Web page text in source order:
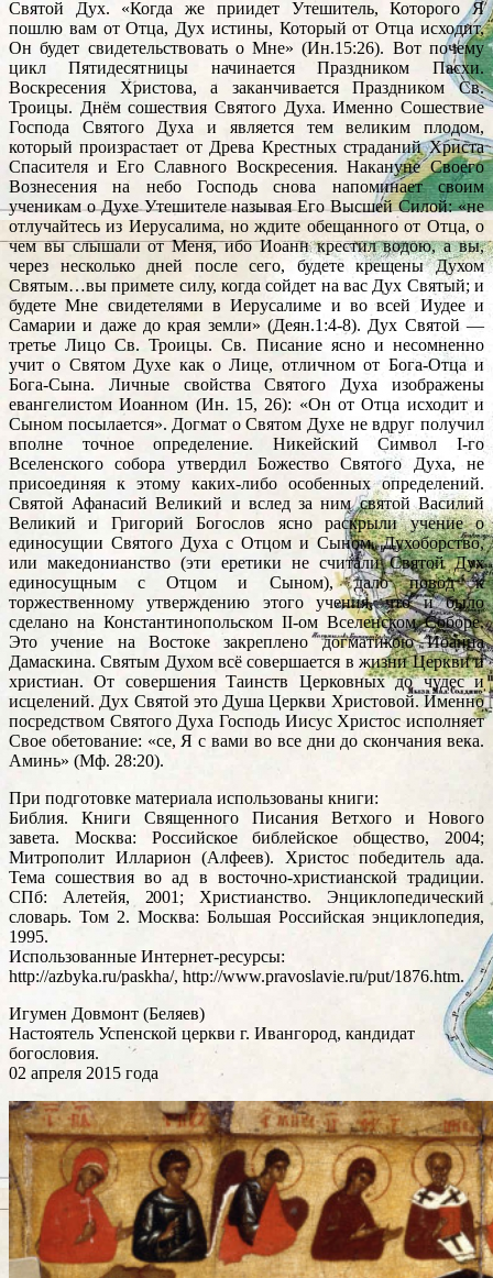
Святой Дух. «Когда же приидет Утешитель, Которого Я
пошлю вам от Отца, Дух истины, Который от Отца исходит,
Он будет свидетельствовать о Мне» (Ин.15:26). Вот почему
цикл Пятидесятницы начинается Праздником Пасхи.
Воскресения Христова, а заканчивается Праздником Св.
Троицы. Днём сошествия Святого Духа. Именно Сошествие
Господа Святого Духа и является тем великим плодом,
который произрастает от Древа Крестных страданий Христа
Спасителя и Его Славного Воскресения. Накануне Своего
Вознесения на небо Господь снова напоминает своим
ученикам о Духе Утешителе называя Его Высшей Силой: «не
отлучайтесь из Иерусалима, но ждите обещанного от Отца, о
чем вы слышали от Меня, ибо Иоанн крестил водою, а вы,
через несколько дней после сего, будете крещены Духом
Святым…вы примете силу, когда сойдет на вас Дух Святый; и
будете Мне свидетелями в Иерусалиме и во всей Иудее и
Самарии и даже до края земли» (Деян.1:4-8). Дух Святой —
третье Лицо Св. Троицы. Св. Писание ясно и несомненно
учит о Святом Духе как о Лице, отличном от Бога-Отца и
Бога-Сына. Личные свойства Святого Духа изображены
евангелистом Иоанном (Ин. 15, 26): «Он от Отца исходит и
Сыном посылается». Догмат о Святом Духе не вдруг получил
вполне точное определение. Никейский Символ I-го
Вселенского собора утвердил Божество Святого Духа, не
присоединяя к этому каких-либо особенных определений.
Святой Афанасий Великий и вслед за ним святой Василий
Великий и Григорий Богослов ясно раскрыли учение о
единосущии Святого Духа с Отцом и Сыном. Духоборство,
или македонианство (эти еретики не считали Святой Дух
единосущным с Отцом и Сыном), дало повод к
торжественному утверждению этого учения, что и было
сделано на Константинопольском II-ом Вселенском Соборе.
Это учение на Востоке закреплено догматикою Иоанна
Дамаскина. Святым Духом всё совершается в жизни Церкви и
христиан. От совершения Таинств Церковных до чудес и
исцелений. Дух Святой это Душа Церкви Христовой. Именно
посредством Святого Духа Господь Иисус Христос исполняет
Свое обетование: «се, Я с вами во все дни до скончания века.
Аминь» (Мф. 28:20).
При подготовке материала использованы книги:
Библия. Книги Священного Писания Ветхого и Нового
завета. Москва: Российское библейское общество, 2004;
Митрополит Илларион (Алфеев). Христос победитель ада.
Тема сошествия во ад в восточно-христианской традиции.
СПб: Алетейя, 2001; Христианство. Энциклопедический
словарь. Том 2. Москва: Большая Российская энциклопедия,
1995.
Использованные Интернет-ресурсы:
http://azbyka.ru/paskha/, http://www.pravoslavie.ru/put/1876.htm.
Игумен Довмонт (Беляев)
Настоятель Успенской церкви г. Ивангород, кандидат
богословия.
02 апреля 2015 года